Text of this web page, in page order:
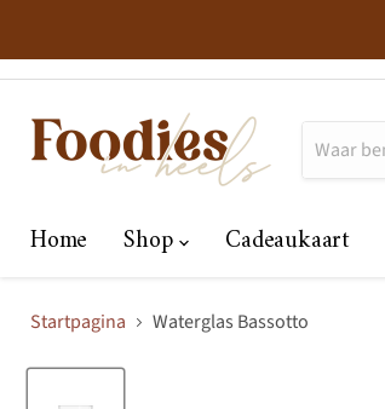
Home Shop Cadeaukaart
Startpagina Waterglas Bassotto